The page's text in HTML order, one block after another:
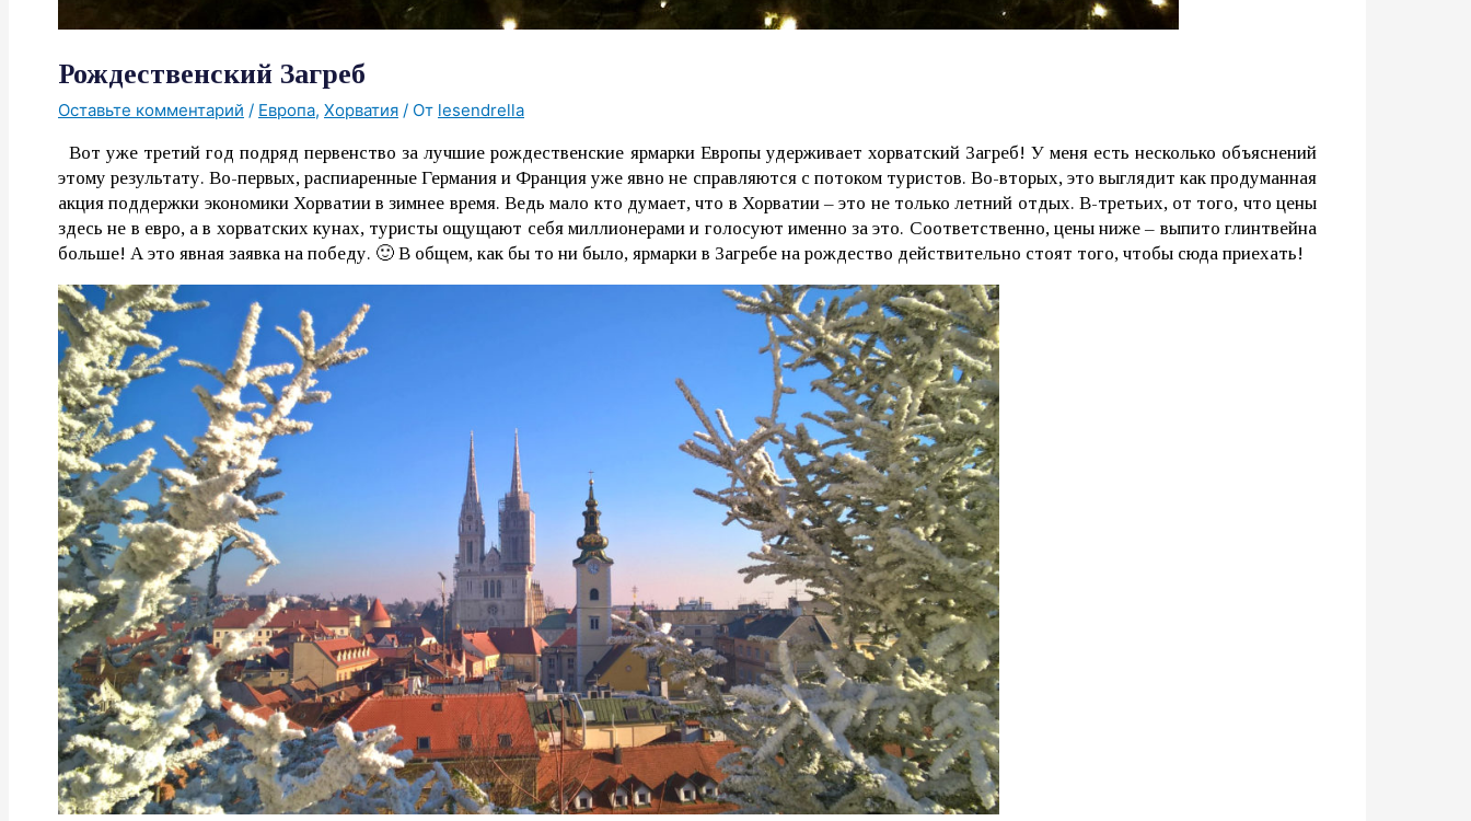
Рождественский Загреб
Оставьте комментарий / Европа, Хорватия / От lesendrella
Вот уже третий год подряд первенство за лучшие рождественские ярмарки Европы удерживает хорватский Загреб! У меня есть несколько объяснений
этому результату. Во-первых, распиаренные Германия и Франция уже явно не справляются с потоком туристов. Во-вторых, это выглядит как продуманная
акция поддержки экономики Хорватии в зимнее время. Ведь мало кто думает, что в Хорватии – это не только летний отдых. В-третьих, от того, что цены
здесь не в евро, а в хорватских кунах, туристы ощущают себя миллионерами и голосуют именно за это. Соответственно, цены ниже – выпито глинтвейна
больше! А это явная заявка на победу. 🙂 В общем, как бы то ни было, ярмарки в Загребе на рождество действительно стоят того, чтобы сюда приехать!